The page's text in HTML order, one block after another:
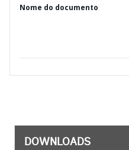
Nome do documento
DOWNLOADS